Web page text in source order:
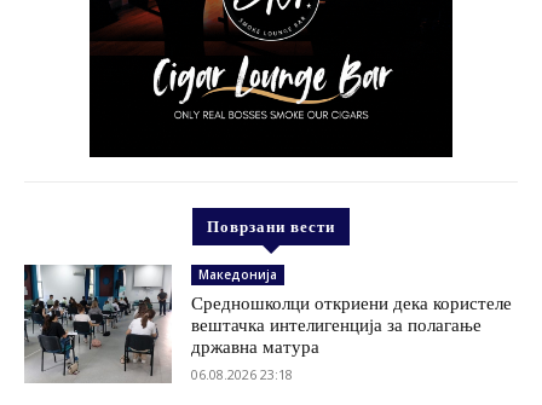
Поврзани вести
Македонија
Средношколци откриени дека користеле
вештачка интелигенција за полагање
државна матура
06.08.2026 23:18